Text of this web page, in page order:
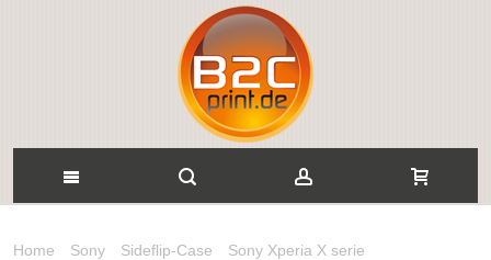
Home Sony Sideflip-Case
Sony Xperia X serie